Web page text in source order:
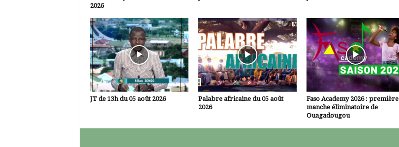
2026
JT de 13h du 05 août 2026
Palabre africaine du 05 août
2026
Faso Academy 2026 : première
manche éliminatoire de
Ouagadougou